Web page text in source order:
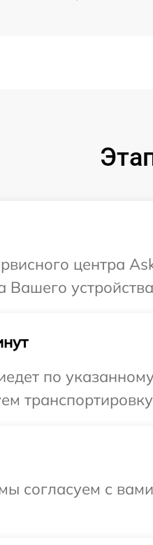
центра
по
согласуем с